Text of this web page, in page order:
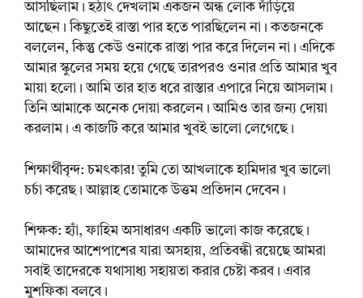
আসছিলাম। হঠাৎ দেখলাম একজন অন্ধ লোক দাঁড়িয়ে
আছেন। কিছুতেই রাস্তা পার হতে পারছিলেন না। কতজনকে
বললেন, কিন্তু কেউ ওনাকে রাস্তা পার করে দিলেন না। এদিকে
আমার স্কুলের সময় হয়ে গেছে তারপরও ওনার প্রতি আমার খুব
মায়া হলো। আমি তার হাত ধরে রাস্তার এপারে নিয়ে আসলাম।
তিনি আমাকে অনেক দোয়া করলেন। আমিও তার জন্য দোয়া
করলাম। এ কাজটি করে আমার খুবই ভালো লেগেছে।
শিক্ষার্থীবৃন্দ: চমৎকার! তুমি তো আখলাকে হামিদার খুব ভালো
চর্চা করেছ। আল্লাহ তোমাকে উত্তম প্রতিদান দেবেন।
শিক্ষক: হ্যাঁ, ফাহিম অসাধারণ একটি ভালো কাজ করেছে।
আমাদের আশেপাশের যারা অসহায়, প্রতিবন্ধী রয়েছে আমরা
সবাই তাদেরকে যথাসাধ্য সহায়তা করার চেষ্টা করব। এবার
মুশফিকা বলবে।